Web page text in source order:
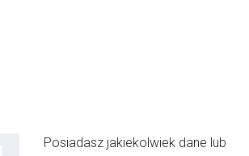
Posiadasz jakiekolwiek dane lub